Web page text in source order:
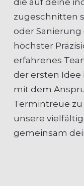
zugeschnitten
oder Sanierung
höchster
erfahrenes
der ersten Idee
mit dem
Termintreue
unsere
gemeinsam